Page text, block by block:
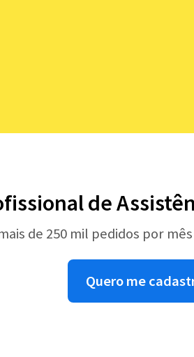
de
de 250 mil pedidos por
Quero me